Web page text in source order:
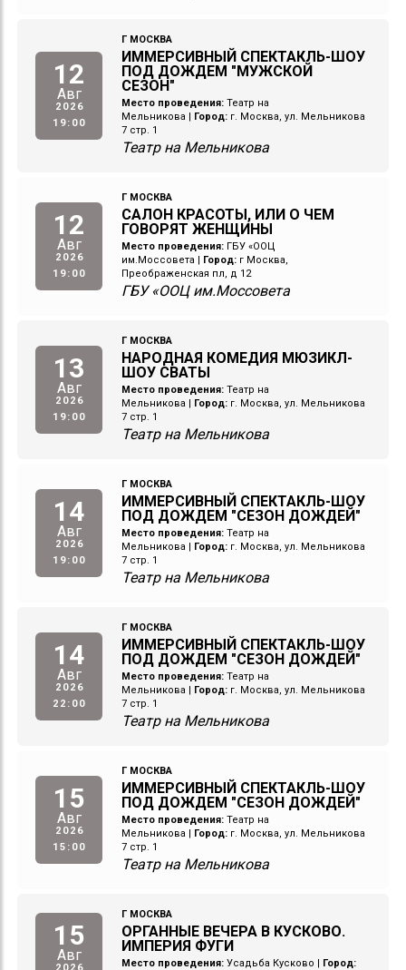
12
Авг
2026
19:00
Г МОСКВА
ИММЕРСИВНЫЙ СПЕКТАКЛЬ-ШОУ
ПОД ДОЖДЕМ "МУЖСКОЙ
СЕЗОН"
Место проведения: Театр на
Мельникова
Город: г. Москва, ул. Мельникова
7 стр. 1
Театр на Мельникова
12
Авг
2026
19:00
Г МОСКВА
САЛОН КРАСОТЫ, ИЛИ О ЧЕМ
ГОВОРЯТ ЖЕНЩИНЫ
Место проведения: ГБУ «ООЦ
им.Моссовета
Город: г Москва,
Преображенская пл, д 12
ГБУ «ООЦ им.Моссовета
13
Авг
2026
19:00
Г МОСКВА
НАРОДНАЯ КОМЕДИЯ МЮЗИКЛ-
ШОУ СВАТЫ
Место проведения: Театр на
Мельникова
Город: г. Москва, ул. Мельникова
7 стр. 1
Театр на Мельникова
14
Авг
2026
19:00
Г МОСКВА
ИММЕРСИВНЫЙ СПЕКТАКЛЬ-ШОУ
ПОД ДОЖДЕМ "СЕЗОН ДОЖДЕЙ"
Место проведения: Театр на
Мельникова
Город: г. Москва, ул. Мельникова
7 стр. 1
Театр на Мельникова
14
Авг
2026
22:00
Г МОСКВА
ИММЕРСИВНЫЙ СПЕКТАКЛЬ-ШОУ
ПОД ДОЖДЕМ "СЕЗОН ДОЖДЕЙ"
Место проведения: Театр на
Мельникова
Город: г. Москва, ул. Мельникова
7 стр. 1
Театр на Мельникова
15
Авг
2026
15:00
Г МОСКВА
ИММЕРСИВНЫЙ СПЕКТАКЛЬ-ШОУ
ПОД ДОЖДЕМ "СЕЗОН ДОЖДЕЙ"
Место проведения: Театр на
Мельникова
Город: г. Москва, ул. Мельникова
7 стр. 1
Театр на Мельникова
15
Авг
Г МОСКВА
ОРГАННЫЕ ВЕЧЕРА В КУСКОВО.
ИМПЕРИЯ ФУГИ
Место проведения: Усадьба Кусково Город: